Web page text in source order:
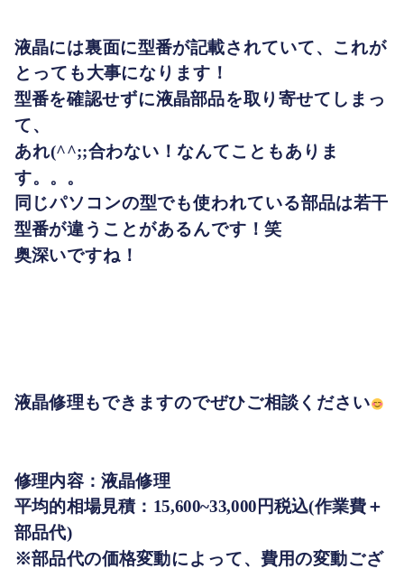
液晶には裏面に型番が記載されていて、これが
とっても大事になります！
型番を確認せずに液晶部品を取り寄せてしまっ
て、
あれ(^^;;合わない！なんてこともありま
す。。。
同じパソコンの型でも使われている部品は若干
型番が違うことがあるんです！笑
奥深いですね！
液晶修理もできますのでぜひご相談ください
修理内容：液晶修理
平均的相場見積：15,600~33,000 円税込(作業費＋
部品代)
※部品代の価格変動によって、費用の変動ござ